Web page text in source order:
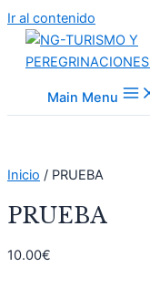
Ir al contenido
Main Menu
Inicio / PRUEBA
PRUEBA
10.00€